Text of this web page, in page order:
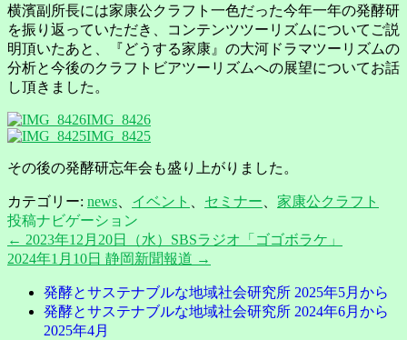
横濱副所長には家康公クラフト一色だった今年一年の発酵研
を振り返っていただき、コンテンツツーリズムについてご説
明頂いたあと、『どうする家康』の大河ドラマツーリズムの
分析と今後のクラフトビアツーリズムへの展望についてお話
し頂きました。
IMG_8426
IMG_8425
その後の発酵研忘年会も盛り上がりました。
カテゴリー: news イベント セミナー
家康公クラフト
投稿ナビゲーション
← 2023年12月20日（水）SBSラジオ「ゴゴボラケ」
2024年1月10日 静岡新聞報道 →
発酵とサステナブルな地域社会研究所 2025年5月から
発酵とサステナブルな地域社会研究所 2024年6月から
2025年4月